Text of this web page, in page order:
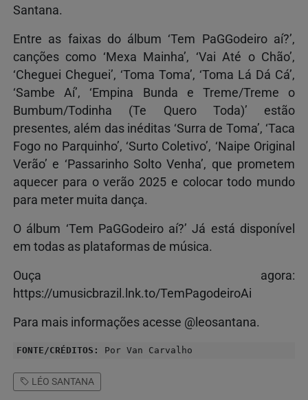
Santana.
Entre as faixas do álbum ‘Tem PaGGodeiro aí?’,
canções como ‘Mexa Mainha’, ‘Vai Até o Chão’,
‘Cheguei Cheguei’, ‘Toma Toma’, ‘Toma Lá Dá Cá’,
‘Sambe Aí’, ‘Empina Bunda e Treme/Treme o
Bumbum/Todinha (Te Quero Toda)’ estão
presentes, além das inéditas ‘Surra de Toma’, ‘Taca
Fogo no Parquinho’, ‘Surto Coletivo’, ‘Naipe Original
Verão’ e ‘Passarinho Solto Venha’, que prometem
aquecer para o verão 2025 e colocar todo mundo
para meter muita dança.
O álbum ‘Tem PaGGodeiro aí?’ Já está disponível
em todas as plataformas de música.
Ouça agora:
https://umusicbrazil.lnk.to/TemPagodeiroAi
Para mais informações acesse @leosantana.
FONTE/CRÉDITOS: Por Van Carvalho
LÉO SANTANA